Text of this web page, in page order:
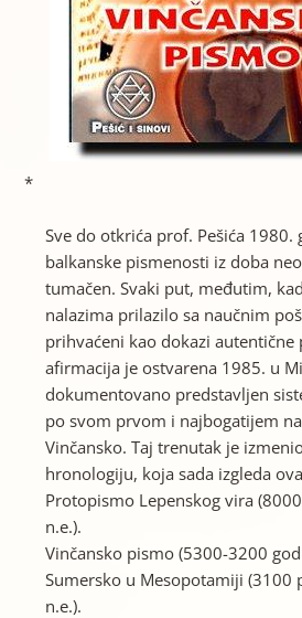
*
Sve do otkrića prof. Pešića 1980.
balkanske pismenosti iz doba
tumačen. Svaki put, međutim,
nalazima prilazilo sa naučnim
prihvaćeni kao dokazi autentične
afirmacija je ostvarena 1985. u
dokumentovano predstavljen
po svom prvom i najbogatijem
Vinčansko. Taj trenutak je
hronologiju, koja sada izgleda
Protopismo Lepenskog vira
n.e.).
Vinčansko pismo (5300-3200
Sumersko u Mesopotamiji (3100
n.e.).